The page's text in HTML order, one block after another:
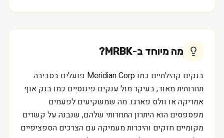
מה מיוחד ב-MRBK
?
בנקים קהילתיים כמו Meridian Corp פועלים בסביבה
תחרותית מאוד, בעיקר מול ענקים פיננסיים כמו בנק אוף
אמריקה או וולס פארגו. מה שמשקיעים לפעמים
מפספסים הוא היתרון התחרותי שלהם, שנבנה על קשרים
מקומיים חזקים והיכרות מעמיקה עם הצרכים הספציפיים